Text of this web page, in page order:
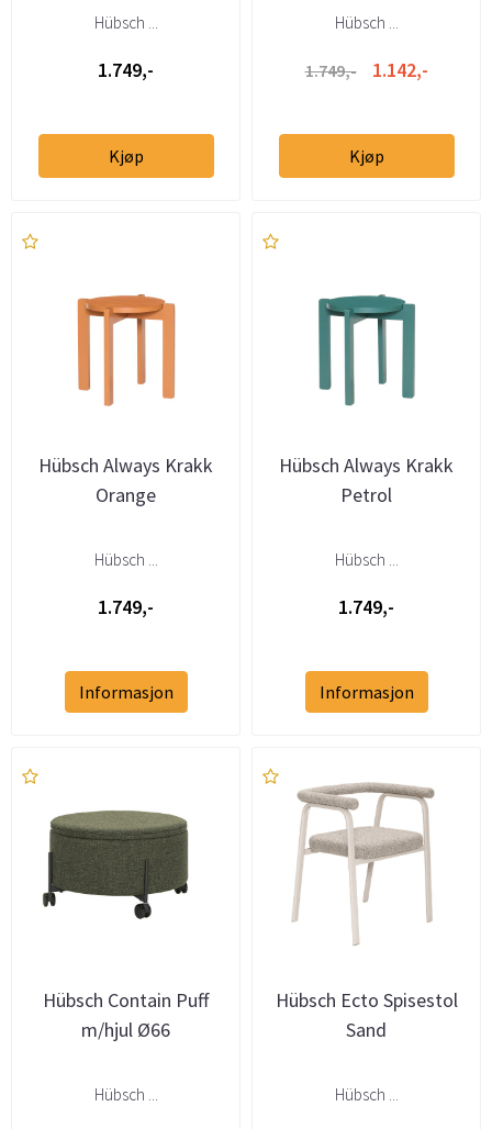
Hübsch ...
1.749,-
Kjøp
Hübsch ...
1.749,- 1.142,-
Kjøp
Hübsch Always Krakk
Orange
Hübsch ...
1.749,-
Informasjon
Hübsch Always Krakk
Petrol
Hübsch ...
1.749,-
Informasjon
Hübsch Contain Puff
m/hjul Ø66
Hübsch ...
Hübsch Ecto Spisestol
Sand
Hübsch ...